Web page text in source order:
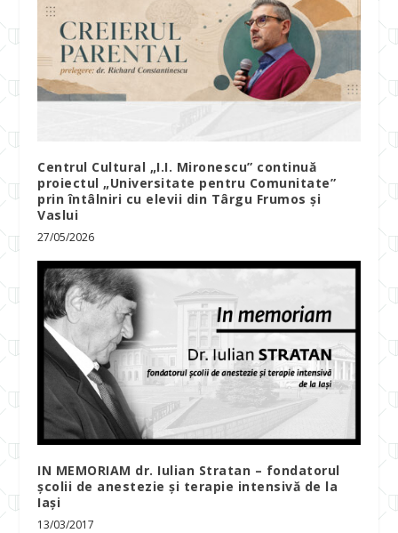
Centrul Cultural „I.I. Mironescu” continuă
proiectul „Universitate pentru Comunitate”
prin întâlniri cu elevii din Târgu Frumos și
Vaslui
27/05/2026
IN MEMORIAM dr. Iulian Stratan – fondatorul
școlii de anestezie și terapie intensivă de la
Iași
13/03/2017